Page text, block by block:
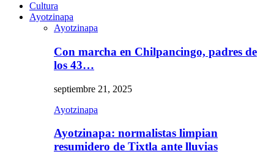
Cultura
Ayotzinapa
Ayotzinapa
Con marcha en Chilpancingo, padres de
los 43…
septiembre 21, 2025
Ayotzinapa
Ayotzinapa: normalistas limpian
resumidero de Tixtla ante lluvias